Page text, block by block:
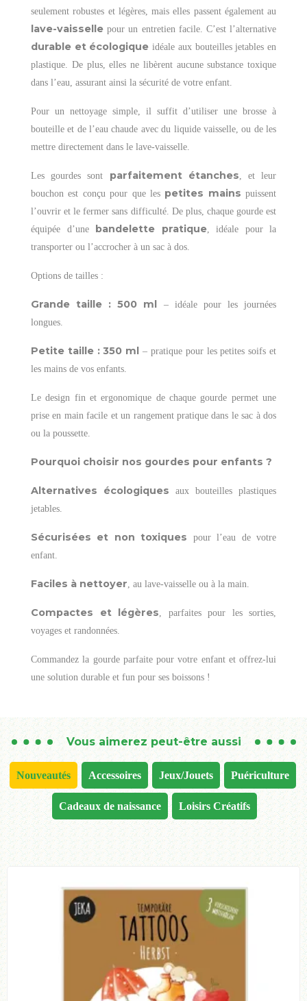
seulement robustes et légères, mais elles passent également au
lave-vaisselle pour un entretien facile. C’est l’alternative
durable et écologique idéale aux bouteilles jetables en
plastique. De plus, elles ne libèrent aucune substance toxique
dans l’eau, assurant ainsi la sécurité de votre enfant.
Pour un nettoyage simple, il suffit d’utiliser une brosse à
bouteille et de l’eau chaude avec du liquide vaisselle, ou de les
mettre directement dans le lave-vaisselle.
Les gourdes sont parfaitement étanches , et leur
bouchon est conçu pour que les petites mains puissent
l’ouvrir et le fermer sans difficulté. De plus, chaque gourde est
équipée d’une bandelette pratique, idéale pour la
transporter ou l’accrocher à un sac à dos.
Options de tailles :
Grande taille : 500 ml – idéale pour les journées
longues.
Petite taille : 350 ml – pratique pour les petites soifs et
les mains de vos enfants.
Le design fin et ergonomique de chaque gourde permet une
prise en main facile et un rangement pratique dans le sac à dos
ou la poussette.
Pourquoi choisir nos gourdes pour enfants ?
Alternatives écologiques aux bouteilles plastiques
jetables.
Sécurisées et non toxiques pour l’eau de votre
enfant.
Faciles à nettoyer , au lave-vaisselle ou à la main.
Compactes et légères , parfaites pour les sorties,
voyages et randonnées.
Commandez la gourde parfaite pour votre enfant et offrez-lui
une solution durable et fun pour ses boissons !
Vous aimerez peut-être aussi
Nouveautés Accessoires Jeux/Jouets Puériculture
Cadeaux de naissance Loisirs Créatifs